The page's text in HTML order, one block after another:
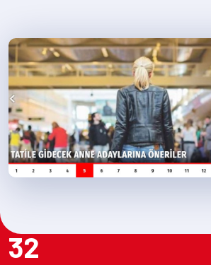
32